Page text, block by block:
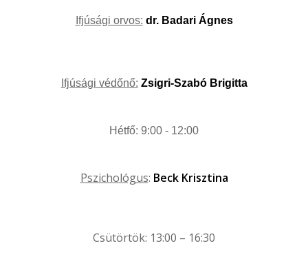
Ifjúsági orvos: dr. Badari Ágnes
Ifjúsági védőnő: Zsigri-Szabó Brigitta
Hétfő: 9:00 - 12:00
Pszichológus: Beck Krisztina
Csütörtök: 13:00 – 16:30